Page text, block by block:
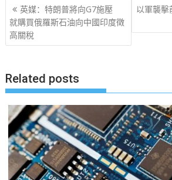
文
章
导
英媒：特朗普將向G7施壓
就購買俄羅斯石油向中國印度徵
高關稅
以軍襲
Related posts